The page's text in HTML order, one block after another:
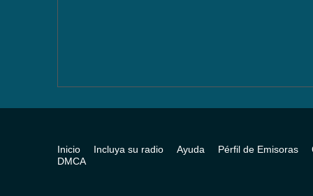
Inicio Incluya su radio Ayuda Pérfil de Emisoras
DMCA